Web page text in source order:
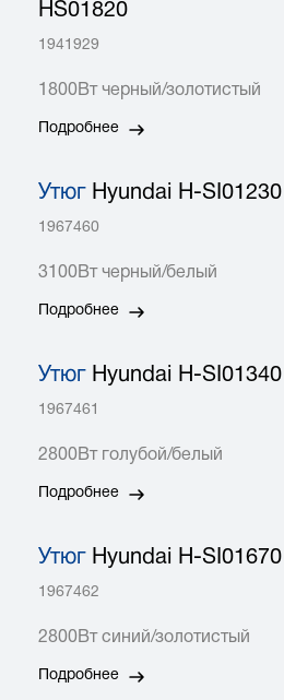
HS01820
1941929
1800Вт черный/золотистый
Подробнее
УтюгHyundai H-SI01230
1967460
3100Вт черный/белый
Подробнее
УтюгHyundai H-SI01340
1967461
2800Вт голубой/белый
Подробнее
УтюгHyundai H-SI01670
1967462
2800Вт синий/золотистый
Подробнее